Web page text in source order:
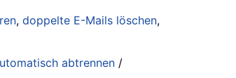
,doppelte E-Mails löschen,
abtrennen /